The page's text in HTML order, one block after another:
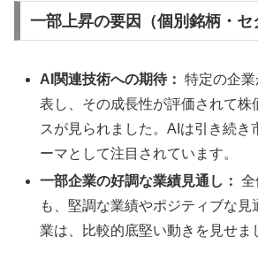
一部上昇の要因（個別銘柄・セ
AI関連技術への期待： 特定の企
表し、その成長性が評価されて株
スが見られました。AIは引き続き
ーマとして注目されています。
一部企業の好調な業績見通し： 全
も、堅調な業績やポジティブな見
業は、比較的底堅い動きを見せま